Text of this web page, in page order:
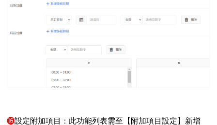
⓰設定附加項目：此功能列表需至【附加項目設定】新增